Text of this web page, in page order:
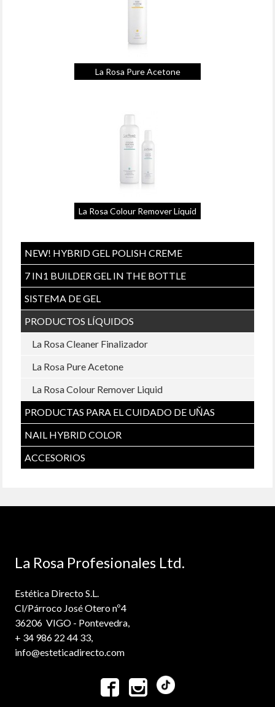
La Rosa Pure Acetone
La Rosa Colour Remover Liquid
NEW! HYBRID GEL POLISH CREME
7 IN1 BUILDER GEL IN THE BOTTLE
SISTEMA DE GEL
PRODUCTOS LÍQUIDOS
La Rosa Cleaner Finalizador
La Rosa Pure Acetone
La Rosa Colour Remover Liquid
PRODUCTAS PARA EL CUIDADO DE UŇAS
NAIL HYBRID COLOR
ACCESORIOS
La Rosa Profesionales Ltd.
Estética Directo S.L.
Cl/Párroco José Otero nº4
36206 VIGO - Pontevedra,
+ 34 986 22 44 33,
info@esteticadirecto.com
 